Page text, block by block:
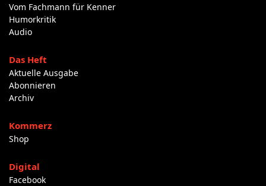
Vom Fachmann für Kenner
Humorkritik
Audio
Das Heft
Aktuelle Ausgabe
Abonnieren
Archiv
Kommerz
Shop
Digital
Facebook